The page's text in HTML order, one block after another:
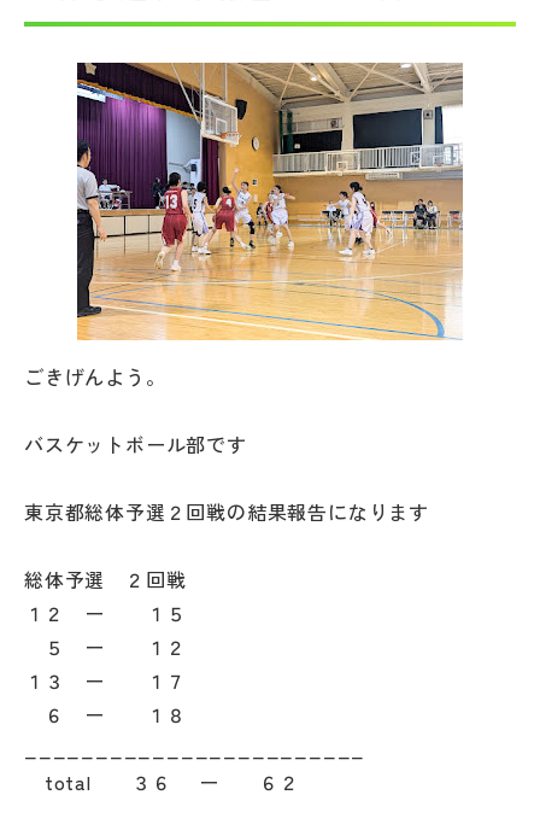
帰国生受験情報
説明会・イベント情報
よみもの
学校からのお知らせ
学校HP最新情報
特集
NettyLandかわら版
その他
お問い合わせ
個人情報保護方針
ごきげんよう。
バスケットボール部です
東京都総体予選２回戦の結果報告になります
総体予選 ２回戦
１２ ー １５
５ ー １２
１３ ー １７
６ ー １８
total ３６ ー ６２